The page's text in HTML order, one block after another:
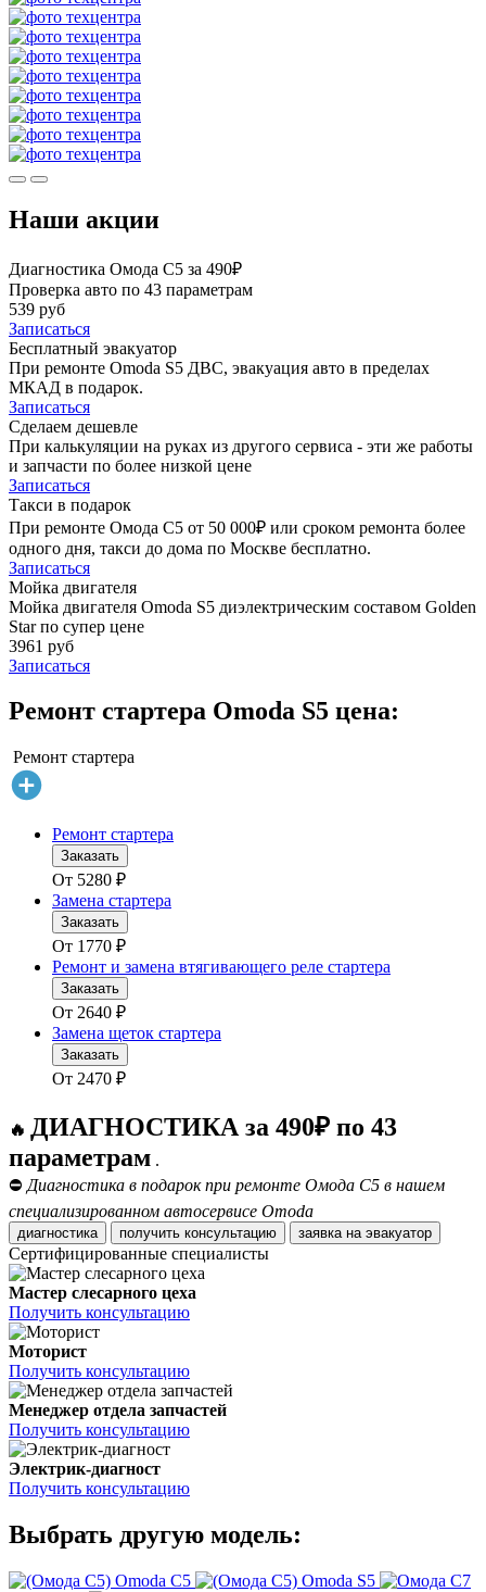
Наши акции
Диагностика Омода С5 за 490₽
Проверка авто по 43 параметрам
539 руб
Записаться
Бесплатный эвакуатор
При ремонте Omoda S5 ДВС, эвакуация авто в пределах
МКАД в подарок.
Записаться
Сделаем дешевле
При калькуляции на руках из другого сервиса - эти же работы
и запчасти по более низкой цене
Записаться
Такси в подарок
При ремонте Омода С5 от 50 000₽ или сроком ремонта более
одного дня, такси до дома по Москве бесплатно.
Записаться
Мойка двигателя
Мойка двигателя Omoda S5 диэлектрическим составом Golden
Star по супер цене
3961 руб
Записаться
Ремонт стартера Omoda S5 цена:
Ремонт стартера
Ремонт стартера
Заказать
От 5280 ₽
Замена стартера
Заказать
От 1770 ₽
Ремонт и замена втягивающего реле стартера
Заказать
От 2640 ₽
Замена щеток стартера
Заказать
От 2470 ₽
🔥 ДИАГНОСТИКА за 490₽ по 43
параметрам .
⛔ Диагностика в подарок при ремонте Омода С5 в нашем
специализированном автосервисе Omoda
диагностика получить консультацию заявка на эвакуатор
Сертифицированные специалисты
Мастер слесарного цеха
Получить консультацию
Моторист
Получить консультацию
Менеджер отдела запчастей
Получить консультацию
Электрик-диагност
Получить консультацию
Выбрать другую модель:
Omoda C5
Omoda S5